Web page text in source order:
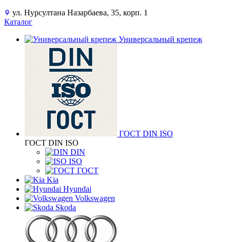
ул. Нурсултана Назарбаева, 35, корп. 1
Каталог
Универсальный крепеж
ГОСТ DIN ISO
ГОСТ DIN ISO
DIN
ISO
ГОСТ
Kia
Hyundai
Volkswagen
Skoda